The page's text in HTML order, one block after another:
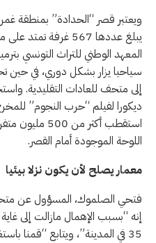
ويعتبر قصر “الحدادة” بمنطقة
المعهد الوطني للتراث التونسي
سياحيا يزار بشكل دوري، في حين
ديكورا لفيلم “حرب النجوم”
استقطب أكثر
اللوحة الموجودة أمام القصر.
معمار يصلح لأن يكون نزلا بيئيا
فتحي الصلموك، المسؤول عن
إنه “بسبب الإهمال مازالت إلى
35 في المدينة”، ويتابع “قمنا